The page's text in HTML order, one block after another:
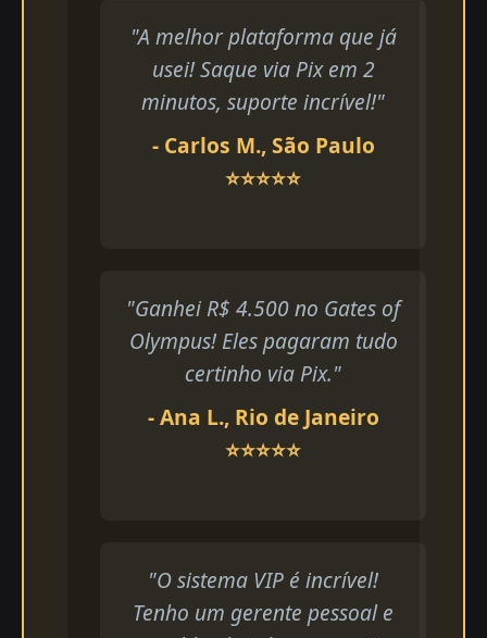
"A melhor plataforma que já
usei! Saque via Pix em 2
minutos, suporte incrível!"
- Carlos M., São Paulo
⭐⭐⭐⭐⭐
"Ganhei R$ 4.500 no Gates of
Olympus! Eles pagaram tudo
certinho via Pix."
- Ana L., Rio de Janeiro
⭐⭐⭐⭐⭐
"O sistema VIP é incrível!
Tenho um gerente pessoal e